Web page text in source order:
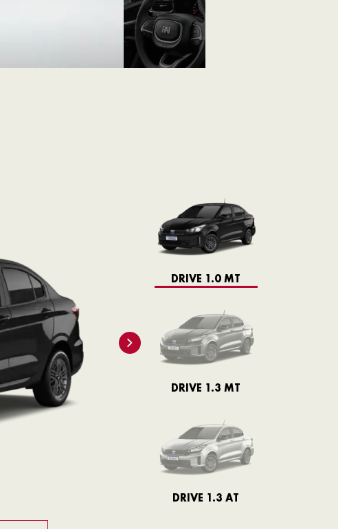
DRIVE 1.0 MT
DRIVE 1.3 MT
DRIVE 1.3 AT